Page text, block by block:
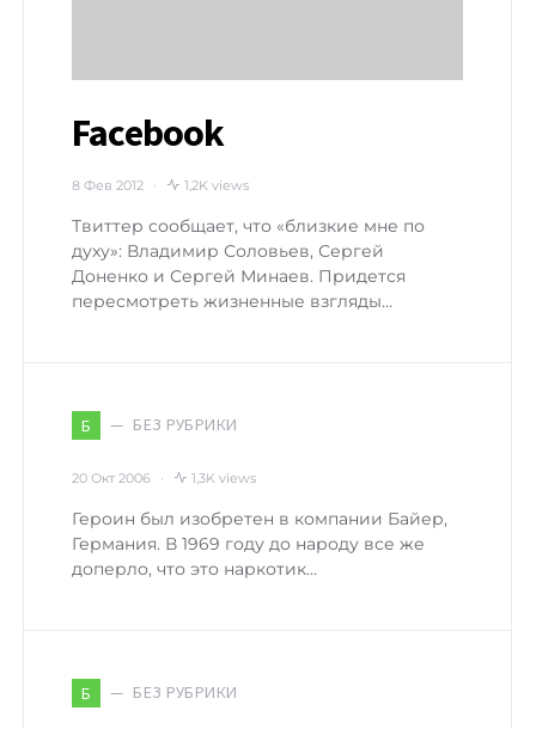
Facebook
8 Фев 2012 1,2K views
Твиттер сообщает, что «близкие мне по
духу»: Владимир Соловьев, Сергей
Доненко и Сергей Минаев. Придется
пересмотреть жизненные взгляды…
Б БЕЗ РУБРИКИ
20 Окт 2006 1,3K views
Героин был изобретен в компании Байер,
Германия. В 1969 году до народу все же
доперло, что это наркотик…
Б БЕЗ РУБРИКИ